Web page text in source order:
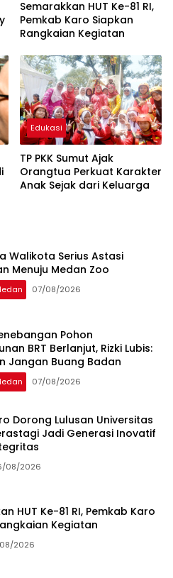
Semarakkan HUT Ke-81 RI,
Pemkab Karo Siapkan
Rangkaian Kegiatan
Edukasi
TP PKK Sumut Ajak
Orangtua Perkuat Karakter
Anak Sejak dari Keluarga
Walikota Serius Astasi
Menuju Medan Zoo
07/08/2026
Pohon
BRT Berlanjut, Rizki Lubis:
Jangan Buang Badan
07/08/2026
Dorong Lulusan Universitas
Jadi Generasi Inovatif
08/2026
HUT Ke-81 RI, Pemkab Karo
Kegiatan
2026